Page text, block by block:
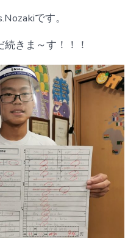
です。
きま～す！！！